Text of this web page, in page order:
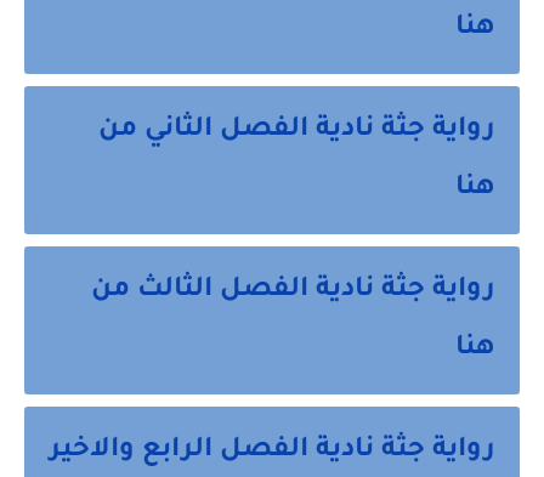
هنا
رواية جثة نادية الفصل الثاني من
هنا
رواية جثة نادية الفصل الثالث من
هنا
رواية جثة نادية الفصل الرابع والاخير